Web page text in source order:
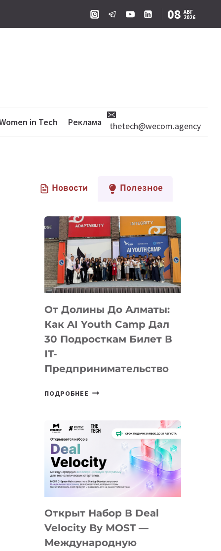
08 АВГ
2026
in Tech Реклама thetech@wecom.agency
Новости Полезное
От Долины До Алматы:
Как AI Youth Camp Дал
30 Подросткам Билет В
IT-
Предпринимательство
ПОДРОБНЕЕ ОТ
АЛМАТЫ:
YOUTH
CAMP
ДАЛ
ПОДРОСТКАМ
БИЛЕТ
Открыт Набор В Deal
Velocity By MOST —
Международную